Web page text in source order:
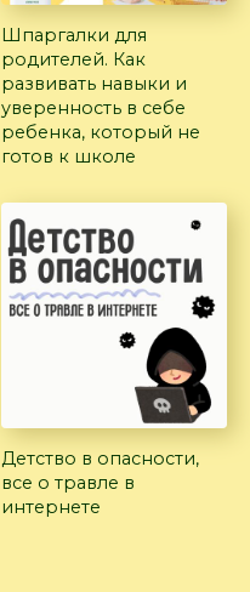
Шпаргалки для
родителей. Как
развивать навыки и
уверенность в себе
ребенка, который не
готов к школе
Детство в опасности,
все о травле в
интернете